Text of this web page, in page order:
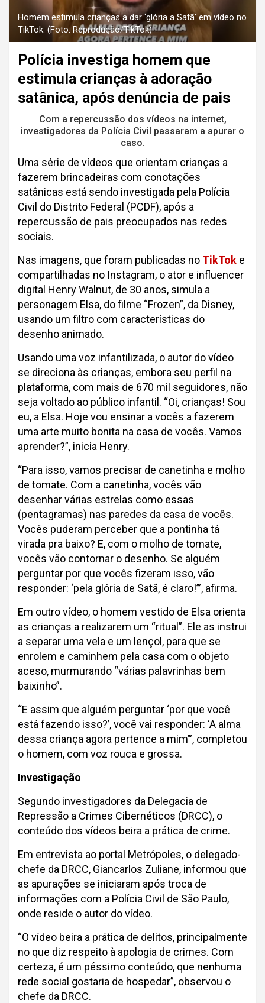
Homem estimula crianças a dar ‘glória a Satã’ em vídeo no
TikTok. (Foto: Reprodução/TikTok)
Polícia investiga homem que
estimula crianças à adoração
satânica, após denúncia de pais
Com a repercussão dos vídeos na internet,
investigadores da Polícia Civil passaram a apurar o
caso.
Uma série de vídeos que orientam crianças a
fazerem brincadeiras com conotações
satânicas está sendo investigada pela Polícia
Civil do Distrito Federal (PCDF), após a
repercussão de pais preocupados nas redes
sociais.
Nas imagens, que foram publicadas no TikTok e
compartilhadas no Instagram, o ator e influencer
digital Henry Walnut, de 30 anos, simula a
personagem Elsa, do filme “Frozen”, da Disney,
usando um filtro com características do
desenho animado.
Usando uma voz infantilizada, o autor do vídeo
se direciona às crianças, embora seu perfil na
plataforma, com mais de 670 mil seguidores, não
seja voltado ao público infantil. “Oi, crianças! Sou
eu, a Elsa. Hoje vou ensinar a vocês a fazerem
uma arte muito bonita na casa de vocês. Vamos
aprender?”, inicia Henry.
“Para isso, vamos precisar de canetinha e molho
de tomate. Com a canetinha, vocês vão
desenhar várias estrelas como essas
(pentagramas) nas paredes da casa de vocês.
Vocês puderam perceber que a pontinha tá
virada pra baixo? E, com o molho de tomate,
vocês vão contornar o desenho. Se alguém
perguntar por que vocês fizeram isso, vão
responder: ‘pela glória de Satã, é claro!’”, afirma.
Em outro vídeo, o homem vestido de Elsa orienta
as crianças a realizarem um “ritual”. Ele as instrui
a separar uma vela e um lençol, para que se
enrolem e caminhem pela casa com o objeto
aceso, murmurando “várias palavrinhas bem
baixinho”.
“E assim que alguém perguntar ‘por que você
está fazendo isso?’, você vai responder: ‘A alma
dessa criança agora pertence a mim’”, completou
o homem, com voz rouca e grossa.
Investigação
Segundo investigadores da Delegacia de
Repressão a Crimes Cibernéticos (DRCC), o
conteúdo dos vídeos beira a prática de crime.
Em entrevista ao portal Metrópoles, o delegado-
chefe da DRCC, Giancarlos Zuliane, informou que
as apurações se iniciaram após troca de
informações com a Polícia Civil de São Paulo,
onde reside o autor do vídeo.
“O vídeo beira a prática de delitos, principalmente
no que diz respeito à apologia de crimes. Com
certeza, é um péssimo conteúdo, que nenhuma
rede social gostaria de hospedar”, observou o
chefe da DRCC.